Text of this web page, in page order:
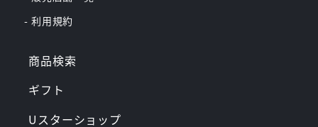
- 利用規約
商品検索
ギフト
Uスターショップ